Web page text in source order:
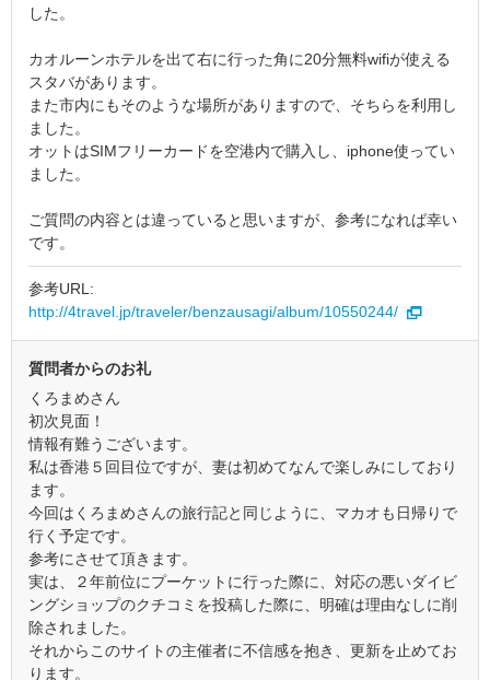
した。
カオルーンホテルを出て右に行った角に20分無料wifiが使える
スタバがあります。
また市内にもそのような場所がありますので、そちらを利用し
ました。
オットはSIMフリーカードを空港内で購入し、iphone使ってい
ました。
ご質問の内容とは違っていると思いますが、参考になれば幸い
です。
参考URL:
http://4travel.jp/traveler/benzausagi/album/10550244/
質問者からのお礼
くろまめさん
初次見面！
情報有難うございます。
私は香港５回目位ですが、妻は初めてなんで楽しみにしており
ます。
今回はくろまめさんの旅行記と同じように、マカオも日帰りで
行く予定です。
参考にさせて頂きます。
実は、２年前位にプーケットに行った際に、対応の悪いダイビ
ングショップのクチコミを投稿した際に、明確は理由なしに削
除されました。
それからこのサイトの主催者に不信感を抱き、更新を止めてお
ります。